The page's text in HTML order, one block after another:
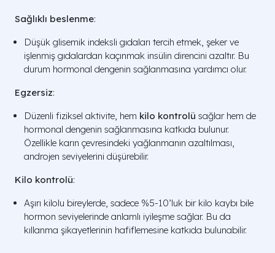
Sağlıklı beslenme:
Düşük glisemik indeksli gıdaları tercih etmek, şeker ve
işlenmiş gıdalardan kaçınmak insülin direncini azaltır. Bu
durum hormonal dengenin sağlanmasına yardımcı olur.
Egzersiz:
Düzenli fiziksel aktivite, hem kilo kontrolü sağlar hem de
hormonal dengenin sağlanmasına katkıda bulunur.
Özellikle karın çevresindeki yağlanmanın azaltılması,
androjen seviyelerini düşürebilir.
Kilo kontrolü:
Aşırı kilolu bireylerde, sadece %5-10’luk bir kilo kaybı bile
hormon seviyelerinde anlamlı iyileşme sağlar. Bu da
kıllanma şikayetlerinin hafiflemesine katkıda bulunabilir.